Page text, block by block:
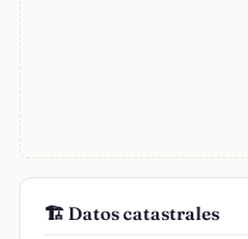
🏗️ Datos catastrales